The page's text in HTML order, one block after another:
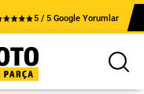
5 / 5 Google Yorumlar